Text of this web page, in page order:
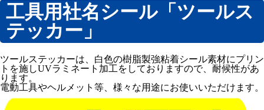
工具用社名シール「ツールス
テッカー」
ツールステッカーは、白色の樹脂製強粘着シール素材にプリン
トを施しUVラミネート加工をしておりますので、耐候性があ
ります。
電動工具やヘルメット等、様々な用途にお使いいただけます。